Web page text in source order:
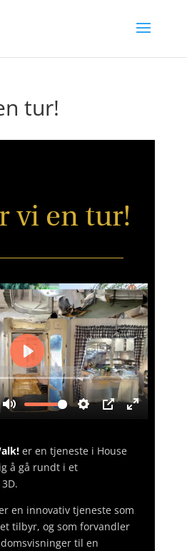
tur!
vi en tur!
er en tjeneste i House
å gå rundt i et
en innovativ tjeneste som
tilbyr, og som forvandler
til en